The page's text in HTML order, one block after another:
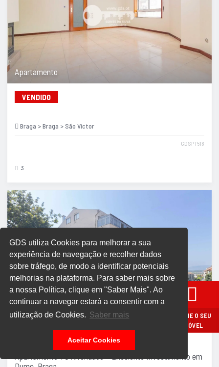
GDS utiliza Cookies para melhorar a sua
experiência de navegação e recolher dados
sobre tráfego, de modo a identificar potenciais
melhorias na plataforma. Para saber mais sobre
a nossa Política, clique em "Saber Mais". Ao
continuar a navegar estará a consentir com a
utilização de Cookies. Saber mais
Aceitar Cookies
Apartamento
VENDIDO
Braga > Braga > São Victor
GDSPT518
3
Apartamento
Apartamento T0 Arrendado – Excelente Investimento em
AVALIE O SEU
IMÓVEL